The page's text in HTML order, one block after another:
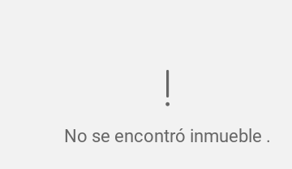
No se encontró inmueble .